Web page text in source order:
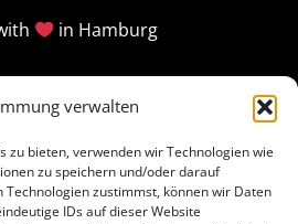
verwalten
zu bieten, verwenden wir Technologien wie
zu speichern und/oder darauf
Technologien zustimmst, können wir Daten
IDs auf dieser Website
in Hamburg